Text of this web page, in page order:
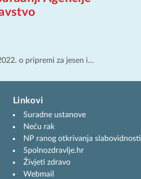
o pripremi za jesen i…
Linkovi
Suradne ustanove
Neću rak
NP ranog otkrivanja slabovidnosti
Spolnozdravlje.hr
Živjeti zdravo
Webmail